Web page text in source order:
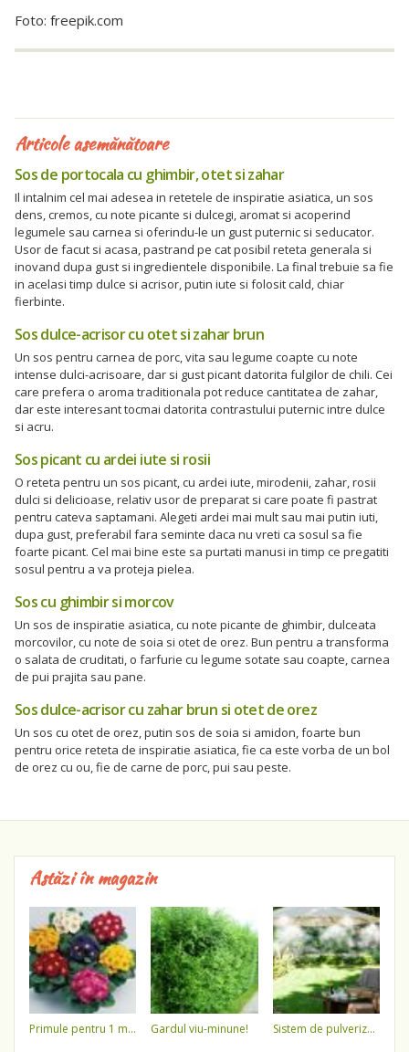
Foto: freepik.com
Articole asemănătoare
Sos de portocala cu ghimbir, otet si zahar
Il intalnim cel mai adesea in retetele de inspiratie asiatica, un sos
dens, cremos, cu note picante si dulcegi, aromat si acoperind
legumele sau carnea si oferindu-le un gust puternic si seducator.
Usor de facut si acasa, pastrand pe cat posibil reteta generala si
inovand dupa gust si ingredientele disponibile. La final trebuie sa fie
in acelasi timp dulce si acrisor, putin iute si folosit cald, chiar
fierbinte.
Sos dulce-acrisor cu otet si zahar brun
Un sos pentru carnea de porc, vita sau legume coapte cu note
intense dulci-acrisoare, dar si gust picant datorita fulgilor de chili. Cei
care prefera o aroma traditionala pot reduce cantitatea de zahar,
dar este interesant tocmai datorita contrastului puternic intre dulce
si acru.
Sos picant cu ardei iute si rosii
O reteta pentru un sos picant, cu ardei iute, mirodenii, zahar, rosii
dulci si delicioase, relativ usor de preparat si care poate fi pastrat
pentru cateva saptamani. Alegeti ardei mai mult sau mai putin iuti,
dupa gust, preferabil fara seminte daca nu vreti ca sosul sa fie
foarte picant. Cel mai bine este sa purtati manusi in timp ce pregatiti
sosul pentru a va proteja pielea.
Sos cu ghimbir si morcov
Un sos de inspiratie asiatica, cu note picante de ghimbir, dulceata
morcovilor, cu note de soia si otet de orez. Bun pentru a transforma
o salata de cruditati, o farfurie cu legume sotate sau coapte, carnea
de pui prajita sau pane.
Sos dulce-acrisor cu zahar brun si otet de orez
Un sos cu otet de orez, putin sos de soia si amidon, foarte bun
pentru orice reteta de inspiratie asiatica, fie ca este vorba de un bol
de orez cu ou, fie de carne de porc, pui sau peste.
Astăzi în magazin
primule pentru 1 martie 3,5 lei / ghiveci !!!! gardul viu-minune! sistem de pulverizare a apei